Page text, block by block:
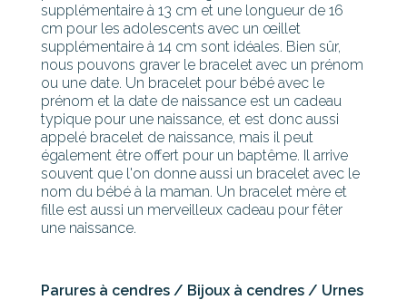
supplémentaire à 13 cm et une longueur de 16
cm pour les adolescents avec un œillet
supplémentaire à 14 cm sont idéales. Bien sûr,
nous pouvons graver le bracelet avec un prénom
ou une date. Un bracelet pour bébé avec le
prénom et la date de naissance est un cadeau
typique pour une naissance, et est donc aussi
appelé bracelet de naissance, mais il peut
également être offert pour un baptême. Il arrive
souvent que l'on donne aussi un bracelet avec le
nom du bébé à la maman. Un bracelet mère et
fille est aussi un merveilleux cadeau pour fêter
une naissance.
Parures à cendres / Bijoux à cendres / Urnes